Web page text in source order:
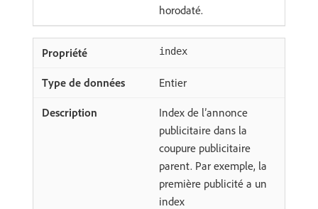
horodaté.
index
Entier
Index de l’annonce
publicitaire dans la
coupure publicitaire
parent. Par exemple, la
première publicité a un
index